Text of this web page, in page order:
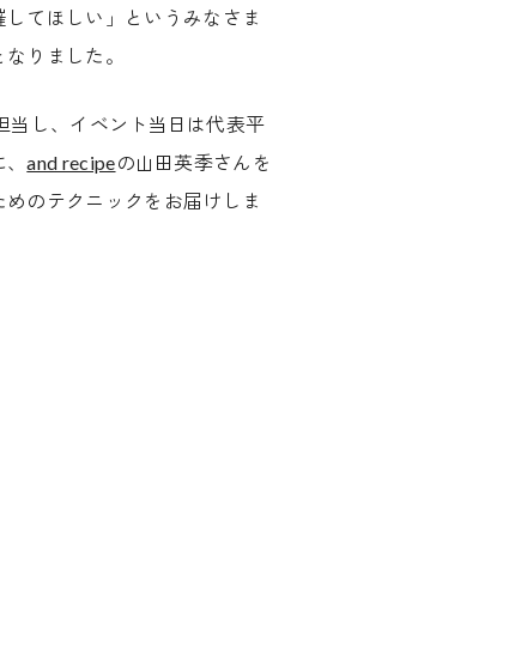
てほしい」というみなさま
りました。
当し、イベント当日は代表平
、and recipeの山田英季さんを
のテクニックをお届けしま